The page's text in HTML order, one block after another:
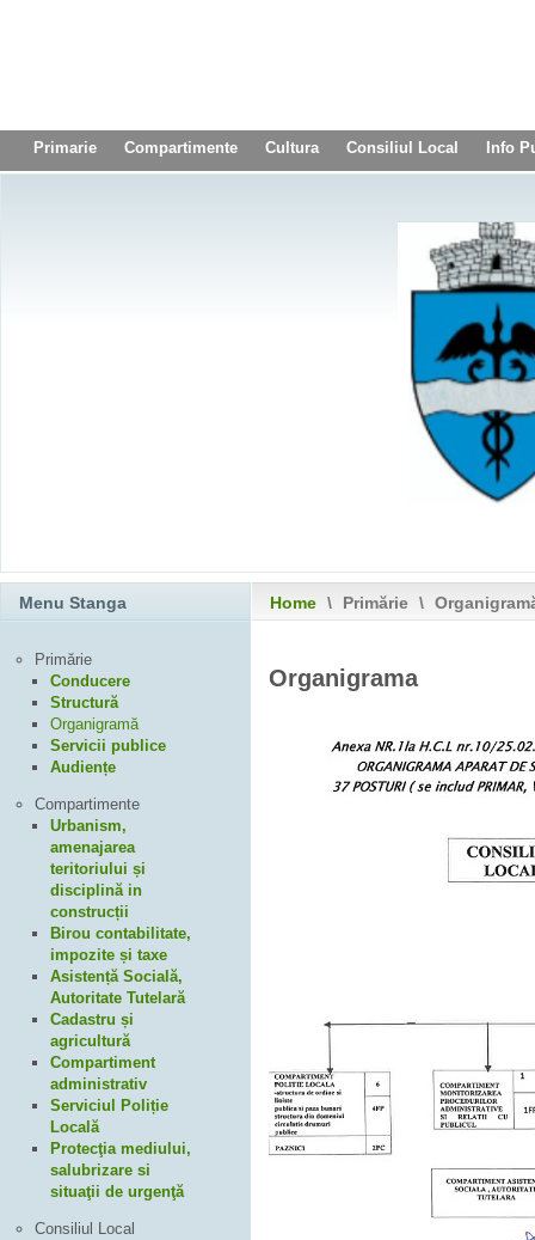
Primarie Compartimente Cultura Consiliul Local Info
Home \ Primărie \
Organigrama
Menu Stanga
Primărie
Conducere
Structură
Organigramă
Servicii publice
Audiențe
Compartimente
Urbanism,
amenajarea
teritoriului și
disciplină in
construcții
Birou contabilitate,
impozite și taxe
Asistență Socială,
Autoritate Tutelară
Cadastru și
agricultură
Compartiment
administrativ
Serviciul Poliție
Locală
Protecţia mediului,
salubrizare si
situaţii de urgenţă
Consiliul Local